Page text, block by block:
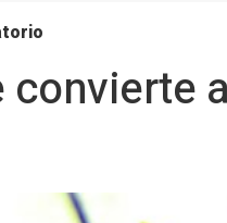
convierte